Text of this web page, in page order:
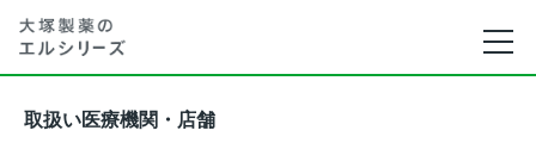
取扱い医療機関・店舗